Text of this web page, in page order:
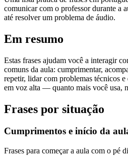
comunicar com o professor durante a
até resolver um problema de áudio.
Em resumo
Estas frases ajudam você a interagir
comuns da aula: cumprimentar,
repetir, lidar com problemas técnicos e
em voz alta — quanto mais você usa,
Frases por situação
Cumprimentos e início da
Frases para começar a aula com o pé